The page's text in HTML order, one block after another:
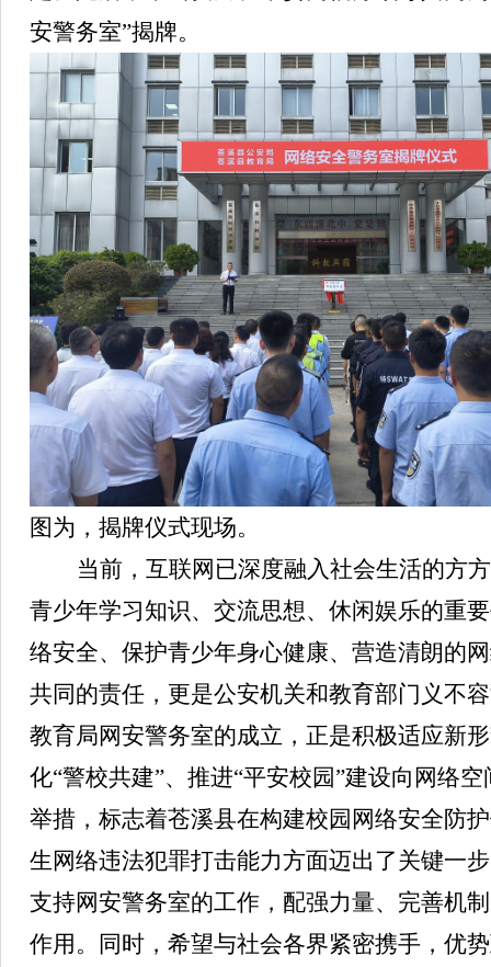
安警务室”揭牌。
图为，揭牌仪式现场。
当前，互联网已深度融入社会生活的方
青少年学习知识、交流思想、休闲娱乐的重
络安全、保护青少年身心健康、营造清朗的
共同的责任，更是公安机关和教育部门义不
教育局网安警务室的成立，正是积极适应新
化“警校共建”、推进“平安校园”建设向网络
举措，标志着苍溪县在构建校园网络安全防
生网络违法犯罪打击能力方面迈出了关键一
支持网安警务室的工作，配强力量、完善机
作用。同时，希望与社会各界紧密携手，优